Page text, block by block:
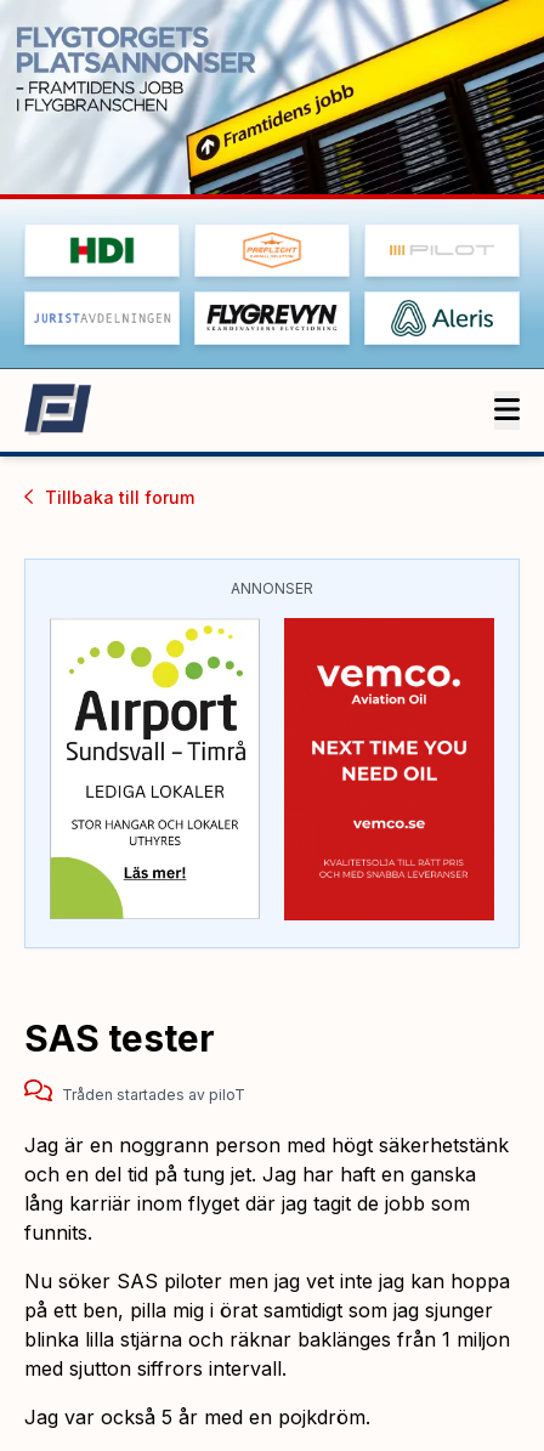
Tillbaka till forum
ANNONSER
SAS tester
Tråden startades av piloT
Jag är en noggrann person med högt säkerhetstänk
och en del tid på tung jet. Jag har haft en ganska
lång karriär inom flyget där jag tagit de jobb som
funnits.
Nu söker SAS piloter men jag vet inte jag kan hoppa
på ett ben, pilla mig i örat samtidigt som jag sjunger
blinka lilla stjärna och räknar baklänges från 1 miljon
med sjutton siffrors intervall.
Jag var också 5 år med en pojkdröm.